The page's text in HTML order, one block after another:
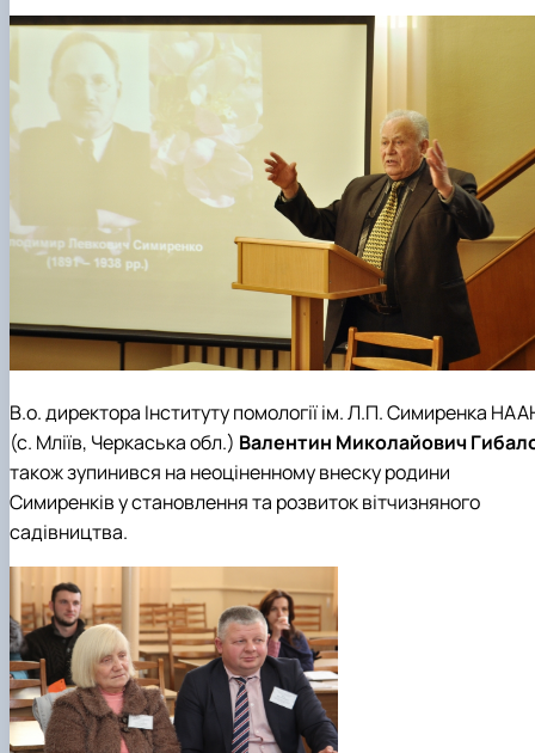
В.о. директора Інституту помології ім. Л.П. Симиренка
(с. Мліїв, Черкаська обл.) Валентин Миколайович
також зупинився на неоціненному внеску родини
Симиренків у становлення та розвиток вітчизняного
садівництва.